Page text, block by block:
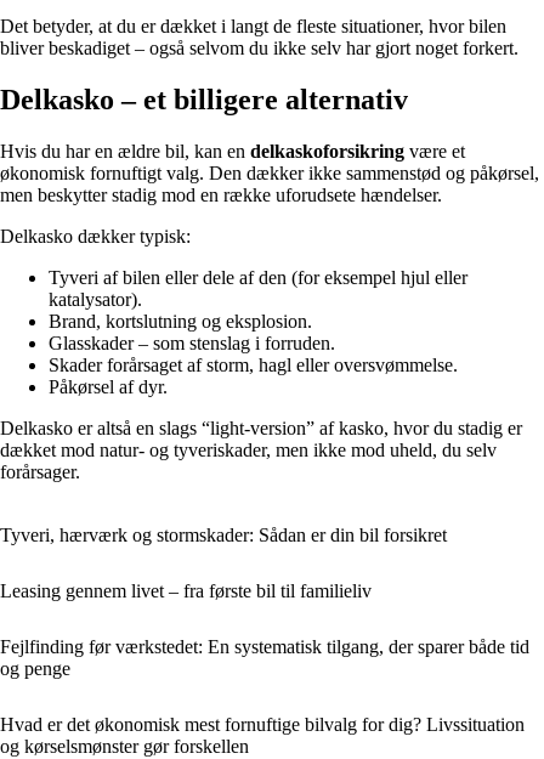
Det betyder, at du er dækket i langt de fleste situationer, hvor bilen
bliver beskadiget – også selvom du ikke selv har gjort noget forkert.
Delkasko – et billigere alternativ
Hvis du har en ældre bil, kan en delkaskoforsikring være et
økonomisk fornuftigt valg. Den dækker ikke sammenstød og påkørsel,
men beskytter stadig mod en række uforudsete hændelser.
Delkasko dækker typisk:
Tyveri af bilen eller dele af den (for eksempel hjul eller
katalysator).
Brand, kortslutning og eksplosion.
Glasskader – som stenslag i forruden.
Skader forårsaget af storm, hagl eller oversvømmelse.
Påkørsel af dyr.
Delkasko er altså en slags “light-version” af kasko, hvor du stadig er
dækket mod natur- og tyveriskader, men ikke mod uheld, du selv
forårsager.
Tyveri, hærværk og stormskader: Sådan er din bil forsikret
Leasing gennem livet – fra første bil til familieliv
Fejlfinding før værkstedet: En systematisk tilgang, der sparer både tid
og penge
Hvad er det økonomisk mest fornuftige bilvalg for dig? Livssituation
og kørselsmønster gør forskellen